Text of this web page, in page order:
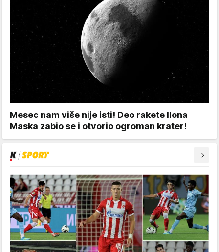
Mesec nam više nije isti! Deo rakete Ilona
Maska zabio se i otvorio ogroman krater!